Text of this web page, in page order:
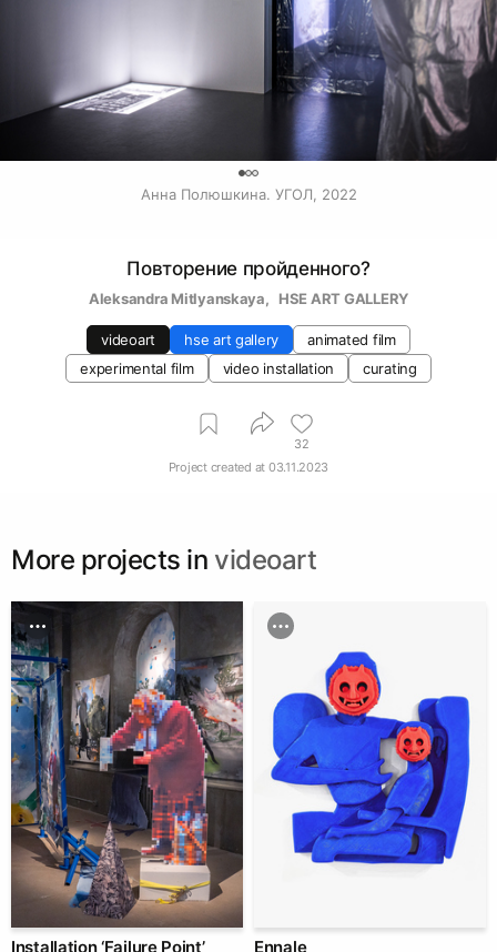
Анна Полюшкина. УГОЛ, 2022
Повторение пройденного?
Aleksandra Mitlyanskaya,
  HSE ART GALLERY
videoart hse art gallery
animated film
experimental film
video installation curating
32
Project created at 03.11.2023
More projects in videoart
Installation ‘Failure Point’ Ennale